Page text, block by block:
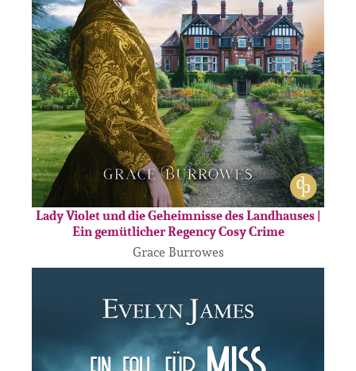
Lady Violet und die Geheimnisse des Landhauses |
Ein gemütlicher Regency Cosy Crime
Grace Burrowes